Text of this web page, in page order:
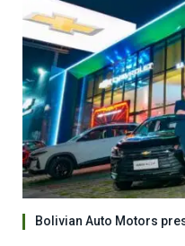
Bolivian Auto Motors